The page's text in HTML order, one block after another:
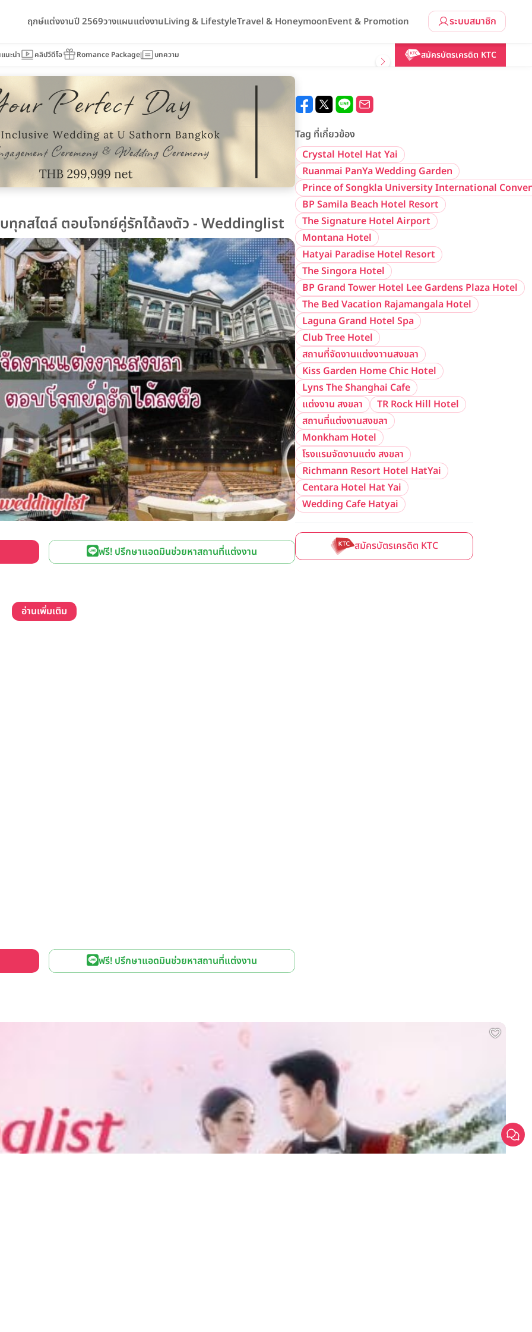
ระบบสมาชิก
ฤกษ์แต่งงานปี 2569วางแผนแต่งงานLiving & LifestyleTravel & HoneymoonEvent & Promotion
นะนำ คลิปวีดีโอ Romance Package บทความ สมัครบัตรเครดิต KTC
ทุกสไตล์ ตอบโจทย์คู่รักได้ลงตัว - Weddinglist
ฟรี! ปรึกษาแอดมินช่วยหาสถานที่แต่งงาน
อ่านเพิ่มเติม
ฟรี! ปรึกษาแอดมินช่วยหาสถานที่แต่งงาน
Tag ที่เกี่ยวข้อง
Crystal Hotel Hat Yai
Ruanmai PanYa Wedding Garden
Prince of Songkla University International
BP Samila Beach Hotel Resort
The Signature Hotel Airport
Montana Hotel
Hatyai Paradise Hotel Resort
The Singora Hotel
BP Grand Tower Hotel Lee Gardens Plaza Hotel
The Bed Vacation Rajamangala Hotel
Laguna Grand Hotel Spa
Club Tree Hotel
สถานที่จัดงานแต่งงาานสงขลา
Kiss Garden Home Chic Hotel
Lyns The Shanghai Cafe
แต่งงาน สงขลา
TR Rock Hill Hotel
สถานที่แต่งงานสงขลา
Monkham Hotel
โรงแรมจัดงานแต่ง สงขลา
Richmann Resort Hotel HatYai
Centara Hotel Hat Yai
Wedding Cafe Hatyai
สมัครบัตรเครดิต KTC